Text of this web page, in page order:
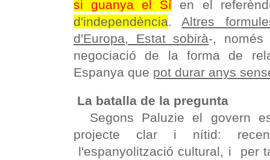
si guanya el Sí en el
d'independència.Altres
d'Europa, Estat sobirà-, només
negociació de la forma de
Espanya que pot durar anys
La batalla de la pregunta
Segons Paluzie el govern
projecte clar i nítid:
l'espanyolització cultural, i per